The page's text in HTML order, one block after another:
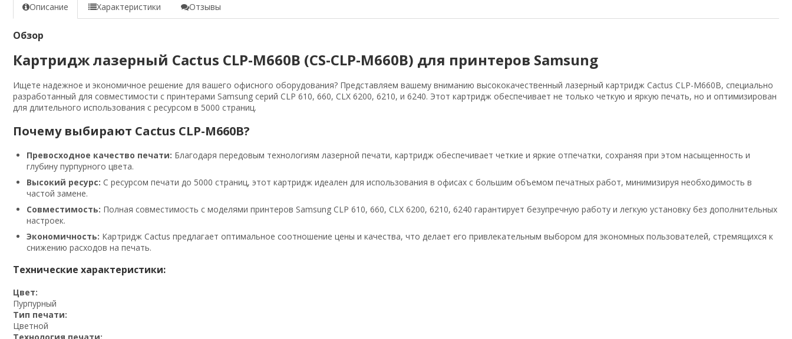
Описание Характеристики Отзывы
Обзор
Картридж лазерный Cactus CLP-M660B (CS-CLP-M660B) для принтеров Samsung
Ищете надежное и экономичное решение для вашего офисного оборудования? Представляем вашему вниманию высококачественный лазерный картридж Cactus CLP-M660B, специально
разработанный для совместимости с принтерами Samsung серий CLP 610, 660, CLX 6200, 6210, и 6240. Этот картридж обеспечивает не только четкую и яркую печать, но и оптимизирован
для длительного использования с ресурсом в 5000 страниц.
Почему выбирают Cactus CLP-M660B?
Превосходное качество печати: Благодаря передовым технологиям лазерной печати, картридж обеспечивает четкие и яркие отпечатки, сохраняя при этом насыщенность и
глубину пурпурного цвета.
Высокий ресурс: С ресурсом печати до 5000 страниц, этот картридж идеален для использования в офисах с большим объемом печатных работ, минимизируя необходимость в
частой замене.
Совместимость: Полная совместимость с моделями принтеров Samsung CLP 610, 660, CLX 6200, 6210, 6240 гарантирует безупречную работу и легкую установку без дополнительных
настроек.
Экономичность: Картридж Cactus предлагает оптимальное соотношение цены и качества, что делает его привлекательным выбором для экономных пользователей, стремящихся к
снижению расходов на печать.
Технические характеристики:
Цвет:
Пурпурный
Тип печати:
Цветной